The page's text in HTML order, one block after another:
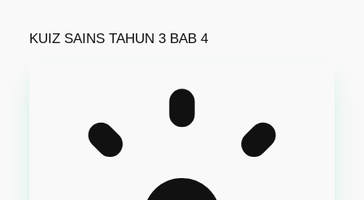
KUIZ SAINS TAHUN 3 BAB 4